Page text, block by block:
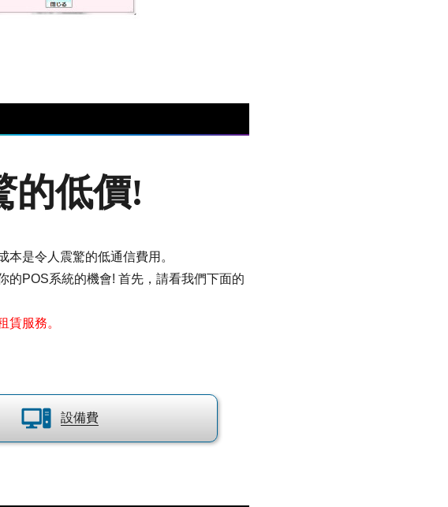
的低價!
本是令人震驚的低通信費用。
的POS系統的機會! 首先，請看我們下面的
賃服務。
設備費